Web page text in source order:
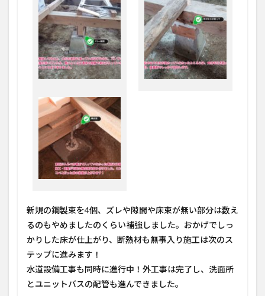
新規の鋼製束を4個、ズレや隙間や床束が無い部分は数え
るのもやめましたのくらい補強しました。おかげでしっ
かりした床が仕上がり、断熱材も無事入り施工は次のス
テップに進みます！
水道設備工事も同時に進行中！外工事は完了し、洗面所
とユニットバスの配管も進んできました。